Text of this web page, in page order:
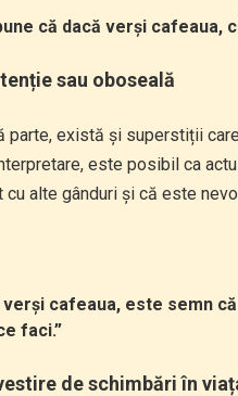
că dacă verși cafeaua,
sau oboseală
parte, există și superstiții
este posibil ca
cu alte gânduri și că este
verși cafeaua, este semn
faci.”
de schimbări în